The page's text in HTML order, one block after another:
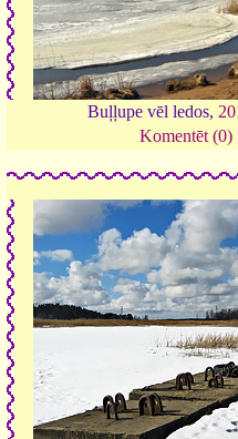
Buļļupe vēl ledos,
Komentēt (0)